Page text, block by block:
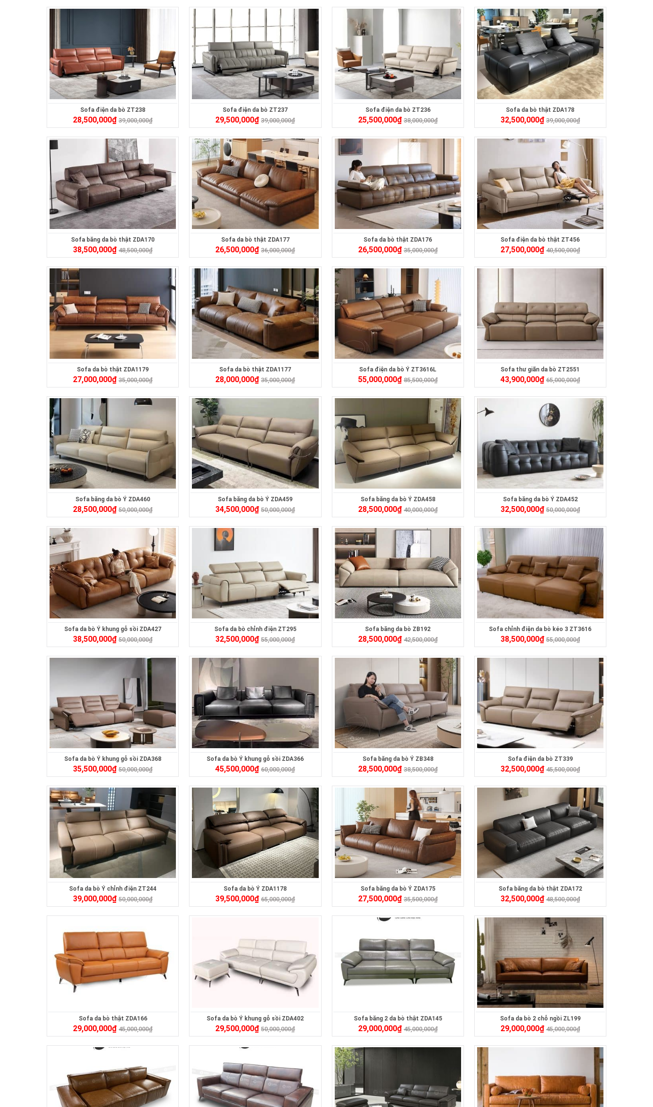
Sofa điện da bò ZT238
28,500,000₫ 39,000,000₫
Sofa điện da bò ZT237
29,500,000₫ 39,000,000₫
Sofa điện da bò ZT236
25,500,000₫ 38,000,000₫
Sofa da bò thật ZDA178
32,500,000₫ 39,000,000₫
Sofa băng da bò thật ZDA170
38,500,000₫ 48,500,000₫
Sofa da bò thật ZDA177
26,500,000₫ 36,000,000₫
Sofa da bò thật ZDA176
26,500,000₫ 35,000,000₫
Sofa điện da bò thật ZT456
27,500,000₫ 40,500,000₫
Sofa da bò thật ZDA1179
27,000,000₫ 35,000,000₫
Sofa da bò thật ZDA1177
28,000,000₫ 35,000,000₫
Sofa điện da bò Ý ZT3616L
55,000,000₫ 85,500,000₫
Sofa thư giãn da bò ZT2551
43,900,000₫ 65,000,000₫
Sofa băng da bò Ý ZDA460
28,500,000₫ 50,000,000₫
Sofa băng da bò Ý ZDA459
34,500,000₫ 50,000,000₫
Sofa băng da bò Ý ZDA458
28,500,000₫ 40,000,000₫
Sofa băng da bò Ý ZDA452
32,500,000₫ 50,000,000₫
Sofa da bò Ý khung gỗ sồi ZDA427
38,500,000₫ 50,000,000₫
Sofa da bò chỉnh điện ZT295
32,500,000₫ 55,000,000₫
Sofa băng da bò ZB192
28,500,000₫ 42,500,000₫
Sofa chỉnh điện da bò kéo 3 ZT3616
38,500,000₫ 55,000,000₫
Sofa da bò Ý khung gỗ sồi ZDA368
35,500,000₫ 50,000,000₫
Sofa da bò Ý khung gỗ sồi ZDA366
45,500,000₫ 60,000,000₫
Sofa băng da bò Ý ZB348
28,500,000₫ 38,500,000₫
Sofa điện da bò ZT339
32,500,000₫ 45,500,000₫
Sofa da bò Ý chỉnh điện ZT244
39,000,000₫ 50,000,000₫
Sofa da bò Ý ZDA1178
39,500,000₫ 65,000,000₫
Sofa băng da bò Ý ZDA175
27,500,000₫ 35,500,000₫
Sofa băng da bò thật ZDA172
32,500,000₫ 48,500,000₫
Sofa da bò thật ZDA166
29,000,000₫ 45,000,000₫
Sofa da bò Ý khung gỗ sồi ZDA402
29,500,000₫ 50,000,000₫
Sofa băng 2 da bò thật ZDA145
29,000,000₫ 45,000,000₫
Sofa da bò 2 chỗ ngồi ZL199
29,000,000₫ 45,000,000₫